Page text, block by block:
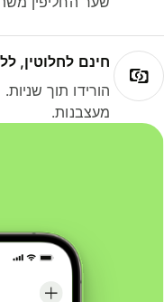
חינם לחלוטין,
הורידו תוך שניות.
מעצבנות.